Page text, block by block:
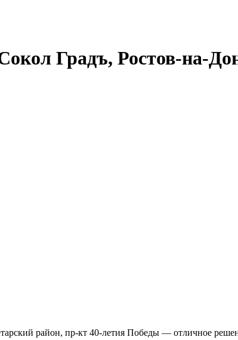
Градъ, Ростов-на-
район, пр-кт 40-летия Победы — отличное